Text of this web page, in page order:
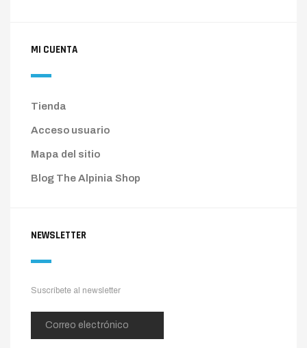
MI CUENTA
Tienda
Acceso usuario
Mapa del sitio
Blog The Alpinia Shop
NEWSLETTER
Suscríbete al newsletter